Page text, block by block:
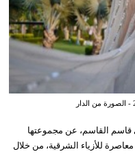
القاسم، عن مجموعتها
بمقاربة معاصرة للأزياء الشرقية، من خلال